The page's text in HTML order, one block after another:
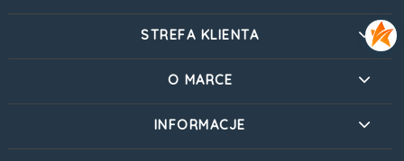
STREFA KLIENTA
O MARCE
INFORMACJE